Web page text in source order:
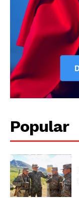
Popular